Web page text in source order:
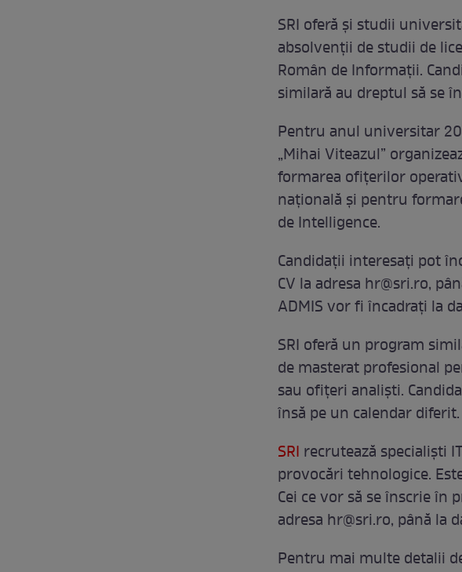
SRI oferă și studii
absolvenții de studii de
Român de Informații.
similară au dreptul să se
Pentru anul universitar
„Mihai Viteazul”
formarea ofițerilor
națională și pentru
de Intelligence.
Candidații interesați pot
CV la adresa hr@sri.ro,
ADMIS vor fi încadrați la
SRI oferă un program
de masterat profesional
sau ofițeri analiști.
însă pe un calendar diferit.
SRI recrutează specialiști
provocări tehnologice.
Cei ce vor să se înscrie în
adresa hr@sri.ro, până la
Pentru mai multe detalii